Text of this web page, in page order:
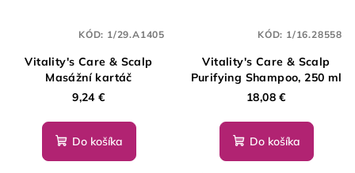
Vitality's Care & Scalp
Masážní kartáč
9,24 €
Do košíka
KÓD: 1/29.A1405
Vitality's Care & Scalp
Purifying Shampoo, 250 ml
18,08 €
Do košíka
KÓD: 1/16.28558